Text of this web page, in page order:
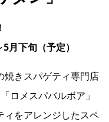
せ 免責事項
月下旬（予定）
焼きスパゲティ専門店
ロメスパバルボア」
ィをアレンジしたスペ